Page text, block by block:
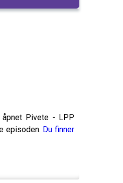
Pivete - LPP
episoden. Du finner